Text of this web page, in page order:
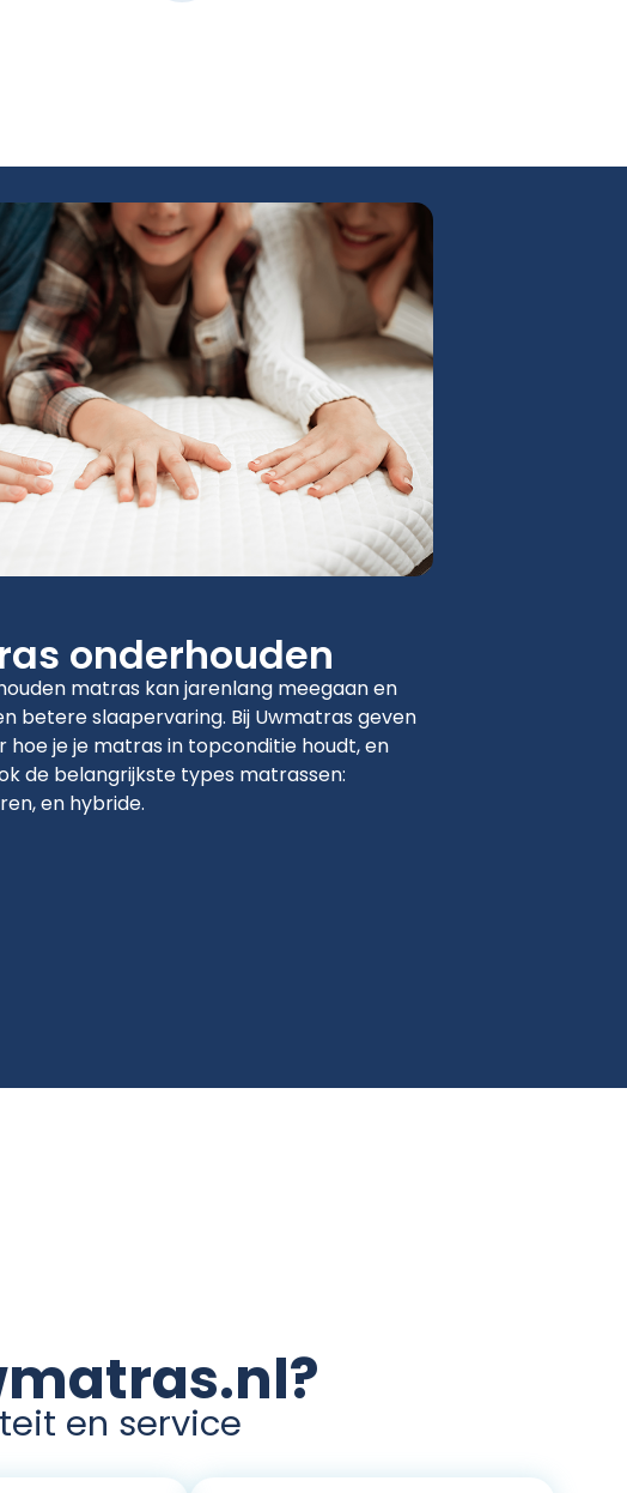
onderhouden
matras kan jarenlang meegaan en
betere slaapervaring. Bij Uwmatras geven
hoe je je matras in topconditie houdt, en
de belangrijkste types matrassen:
en hybride.
en service